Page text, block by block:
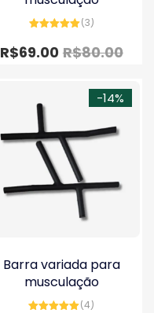
5.00de 5
(3)
R$80.00
R$69.00
-14%
Barra variada para
musculação
(4)